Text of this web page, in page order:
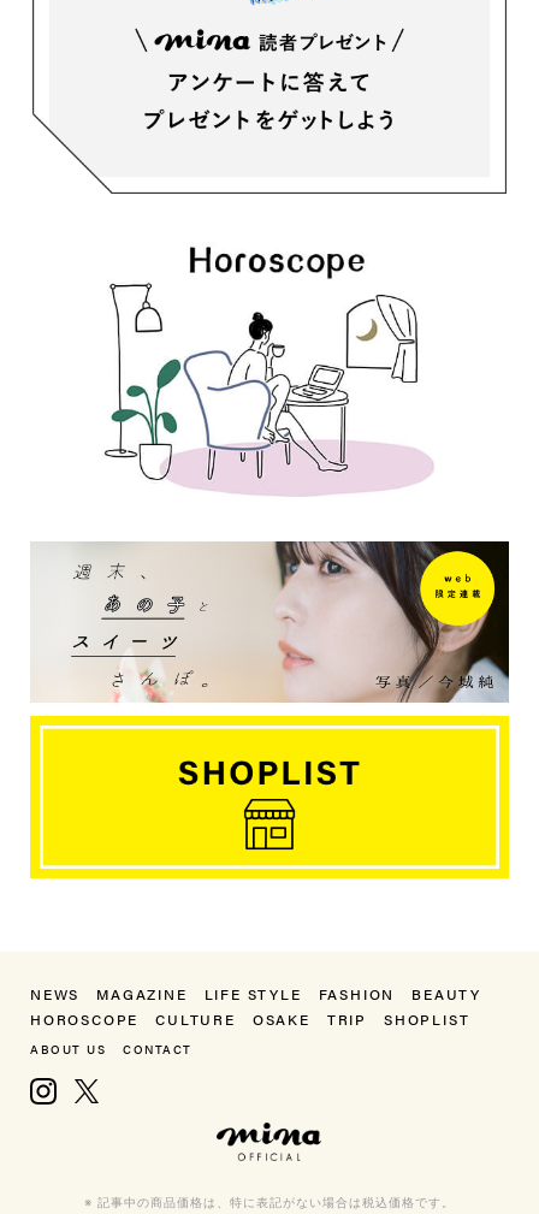
NEWS MAGAZINE LIFE STYLE FASHION
BEAUTY
HOROSCOPE
CULTURE OSAKE TRIP SHOPLIST
ABOUT US CONTACT
Instagram
※ 記事中の商品価格は、特に表記がない場合は税込価格です。